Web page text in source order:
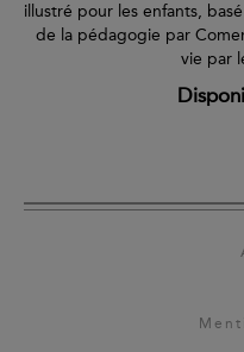
illustré pour les enfants,
de la pédagogie par
vie par